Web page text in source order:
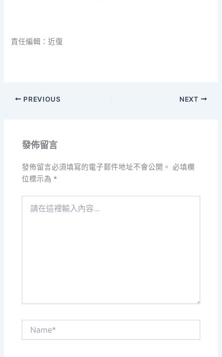
責任編輯：近復
PREVIOUS NEXT
發佈留言
發佈留言必須填寫的電子郵件地址不會公開。 必填欄
位標示為 *